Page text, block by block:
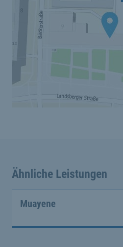
Ähnliche Leistungen
Muayene